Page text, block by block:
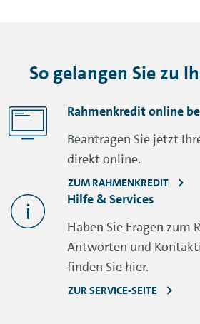
So gelangen Sie zu
Rahmenkredit online
Beantragen Sie jetzt
direkt online.
ZUM RAHMENKREDIT
Hilfe & Services
Haben Sie Fragen zum
Antworten und
finden Sie hier.
ZUR SERVICE-SEITE